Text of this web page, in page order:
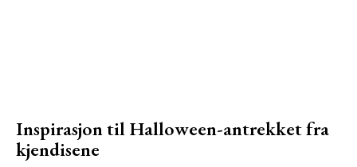
Inspirasjon til Halloween-antrekket fra
kjendisene